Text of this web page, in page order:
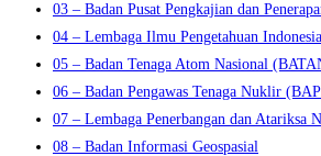
03 – Badan Pusat Pengkajian dan
04 – Lembaga Ilmu Pengetahuan
05 – Badan Tenaga Atom Nasional
06 – Badan Pengawas Tenaga Nuklir
07 – Lembaga Penerbangan dan Atariksa
08 – Badan Informasi Geospasial